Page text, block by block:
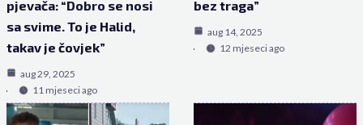
pjevača: “Dobro se nosi
sa svime. To je Halid,
takav je čovjek”
aug 29, 2025
11 mjeseci ago
bez traga”
aug 14, 2025
12 mjeseci ago